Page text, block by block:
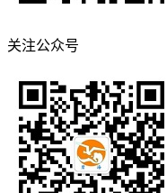
关注公众号